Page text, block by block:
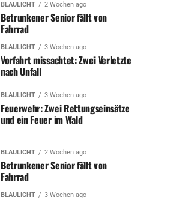
BLAULICHT 2 Wochen ago
Betrunkener Senior fällt von
Fahrrad
BLAULICHT 3 Wochen ago
Vorfahrt missachtet: Zwei Verletzte
nach Unfall
BLAULICHT 3 Wochen ago
Feuerwehr: Zwei Rettungseinsätze
und ein Feuer im Wald
BLAULICHT 2 Wochen ago
Betrunkener Senior fällt von
Fahrrad
BLAULICHT 3 Wochen ago